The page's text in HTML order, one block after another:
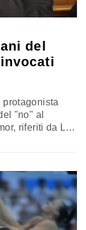
del
protagonista
"no" al
riferiti da La